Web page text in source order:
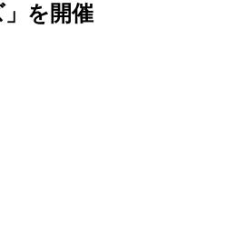
を開催